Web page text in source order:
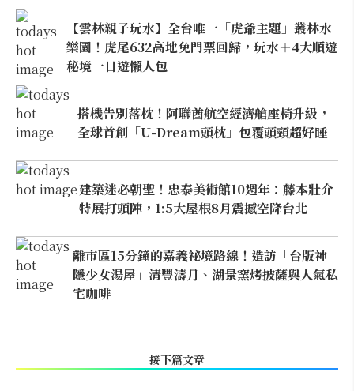
【雲林親子玩水】全台唯一「虎爺主題」叢林水
樂園！虎尾632高地免門票回歸，玩水＋4大順遊
秘境一日遊懶人包
搭機告別落枕！阿聯酋航空經濟艙座椅升級，
全球首創「U-Dream頭枕」包覆頭頸超好睡
建築迷必朝聖！忠泰美術館10週年：藤本壯介
特展打頭陣，1:5大屋根8月震撼空降台北
離市區15分鐘的嘉義祕境路線！造訪「台版神
隱少女湯屋」清豐濤月、湖景窯烤披薩與人氣私
宅咖啡
接下篇文章